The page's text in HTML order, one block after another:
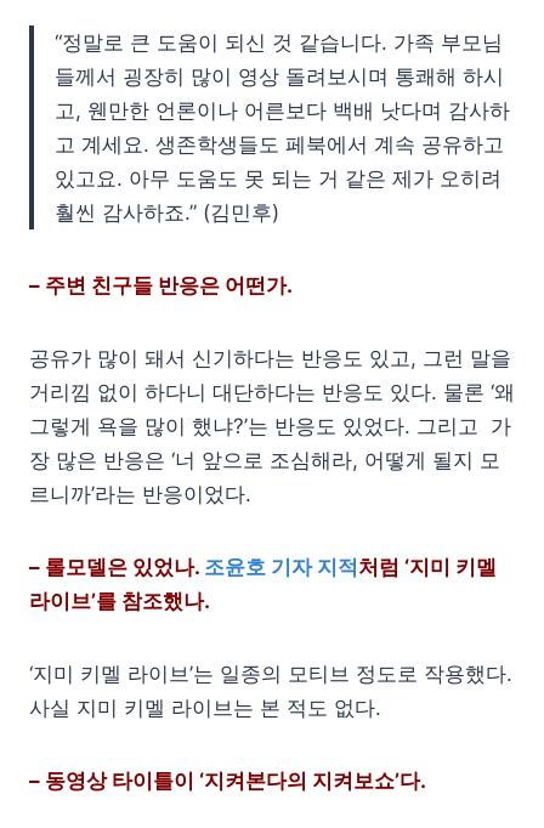
“정말로 큰 도움이 되신 것 같습니다. 가족 부모님
들께서 굉장히 많이 영상 돌려보시며 통쾌해 하시
고, 웬만한 언론이나 어른보다 백배 낫다며 감사하
고 계세요. 생존학생들도 페북에서 계속 공유하고
있고요. 아무 도움도 못 되는 거 같은 제가 오히려
훨씬 감사하죠.” (김민후)
– 주변 친구들 반응은 어떤가.
공유가 많이 돼서 신기하다는 반응도 있고, 그런 말을
거리낌 없이 하다니 대단하다는 반응도 있다. 물론 ‘왜
그렇게 욕을 많이 했냐?’는 반응도 있었다. 그리고 가
장 많은 반응은 ‘너 앞으로 조심해라, 어떻게 될지 모
르니까’라는 반응이었다.
– 롤모델은 있었나. 조윤호 기자 지적 처럼 ‘지미 키멜
라이브’를 참조했나.
‘지미 키멜 라이브’는 일종의 모티브 정도로 작용했다.
사실 지미 키멜 라이브는 본 적도 없다.
– 동영상 타이틀이 ‘지켜본다의 지켜보쇼’다.